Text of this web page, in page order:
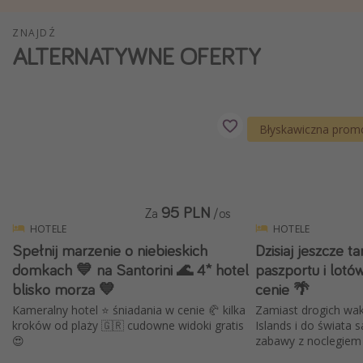
City Break
Więcej tematów
Newsy, ciekawostki, porady podróżnicze
Najlepsze aplikacje podróżnicze
Kalendarz podróży
ZNAJDŹ
ALTERNATYWNE OFERTY
HOTELE
Spełnij marzenie o niebieskich
domkach 💙 na Santorini 🌊 4* hotel
blisko morza 💙
Kameralny hotel ⭐ śniadania w cenie 🥐 kilka
kroków od plaży 🇬🇷 cudowne widoki gratis
😍
Za 95 PLN /os
Błyskawiczna
HOTELE
Dzisiaj jeszcze
paszportu i
cenie 🌴
Zamiast drogich
Islands i do świata
zabawy z